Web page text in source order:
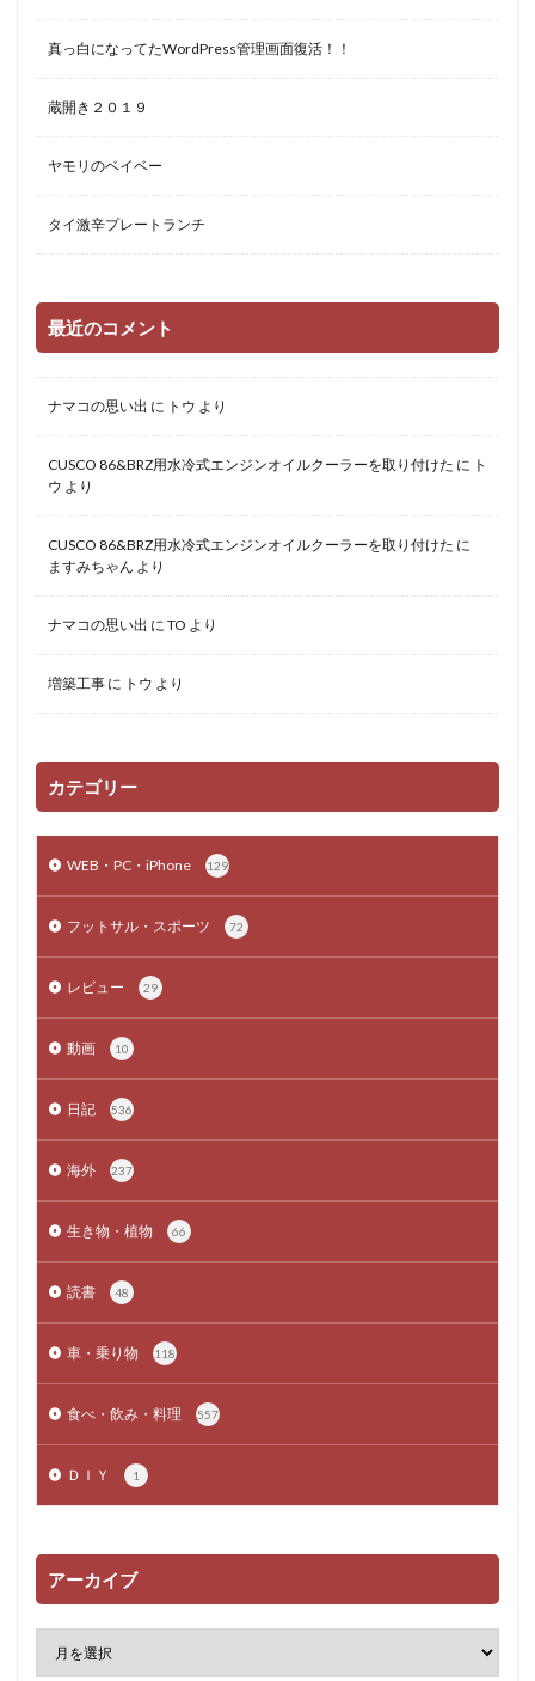
真っ白になってたWordPress管理画面復活！！
蔵開き２０１９
ヤモリのベイベー
タイ激辛プレートランチ
最近のコメント
ナマコの思い出 に トウ より
CUSCO 86&BRZ用水冷式エンジンオイルクーラーを取り付けた に ト
ウ より
CUSCO 86&BRZ用水冷式エンジンオイルクーラーを取り付けた に
ますみちゃん より
ナマコの思い出 に TO より
増築工事 に トウ より
カテゴリー
WEB・PC・iPhone 129
フットサル・スポーツ 72
レビュー 29
動画 10
日記 536
海外 237
生き物・植物 66
読書 48
車・乗り物 118
食べ・飲み・料理 557
ＤＩＹ 1
アーカイブ